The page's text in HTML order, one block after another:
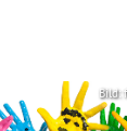
Bild: